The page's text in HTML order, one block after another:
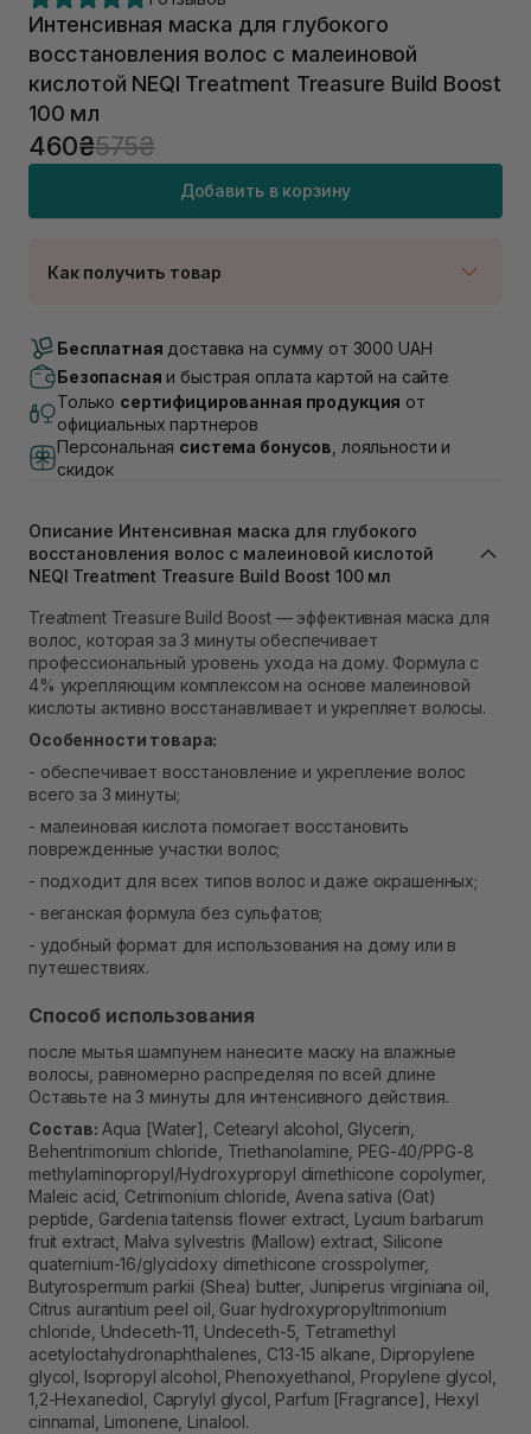
Интенсивная маска для глубокого
восстановления волос с малеиновой
кислотой NEQI Treatment Treasure Build Boost
100 мл
460₴575₴
Добавить в корзину
Как получить товар
Нет в наличии!
Самовывоз г. Луцк, Винниченка 4
Самовывоз г. Львов, ул. Академика Подстригача,
1В (Duck's Lake)
Нет в наличии!
Самовывоз Львов (Ивана Франко 36)
Самовывоз г. Львов ул. Степана Бандеры 43
В наличии
Самовывоз Ровно
Самовывоз г. Ровно, ул. Кулика и Гудачека 23 (ТЦ
Экватор)
Нет в наличии!
Бесплатная доставка на сумму от 3000 UAH
Безопасная и быстрая оплата картой на сайте
Только сертифицированная продукция от
официальных партнеров
Персональная система бонусов , лояльности и
скидок
Описание Интенсивная маска для глубокого
восстановления волос с малеиновой кислотой
NEQI Treatment Treasure Build Boost 100 мл
Treatment Treasure Build Boost — эффективная маска для
волос, которая за 3 минуты обеспечивает
профессиональный уровень ухода на дому. Формула с
4% укрепляющим комплексом на основе малеиновой
кислоты активно восстанавливает и укрепляет волосы.
Особенности товара:
- обеспечивает восстановление и укрепление волос
всего за 3 минуты;
- малеиновая кислота помогает восстановить
поврежденные участки волос;
- подходит для всех типов волос и даже окрашенных;
- веганская формула без сульфатов;
- удобный формат для использования на дому или в
путешествиях.
Способ использования
после мытья шампунем нанесите маску на влажные
волосы, равномерно распределяя по всей длине
Оставьте на 3 минуты для интенсивного действия.
Состав: Aqua [Water], Cetearyl alcohol, Glycerin,
Behentrimonium chloride, Triethanolamine, PEG-40/PPG-8
methylaminopropyl/Hydroxypropyl dimethicone copolymer,
Maleic acid, Cetrimonium chloride, Avena sativa (Oat)
peptide, Gardenia taitensis flower extract, Lycium barbarum
fruit extract, Malva sylvestris (Mallow) extract, Silicone
quaternium-16/glycidoxy dimethicone crosspolymer,
Butyrospermum parkii (Shea) butter, Juniperus virginiana oil,
Citrus aurantium peel oil, Guar hydroxypropyltrimonium
chloride, Undeceth-11, Undeceth-5, Tetramethyl
acetyloctahydronaphthalenes, C13-15 alkane, Dipropylene
glycol, Isopropyl alcohol, Phenoxyethanol, Propylene glycol,
1,2-Hexanediol, Caprylyl glycol, Parfum [Fragrance], Hexyl
cinnamal, Limonene, Linalool.